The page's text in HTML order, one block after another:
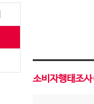
소비자행태조